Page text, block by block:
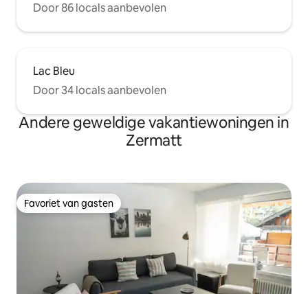
Door 86 locals aanbevolen
Lac Bleu
Door 34 locals aanbevolen
Andere geweldige vakantiewoningen in
Zermatt
Favoriet van gasten
Favoriet van gasten